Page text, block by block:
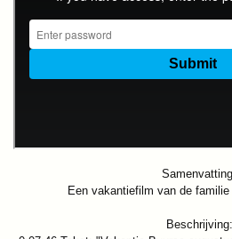
Een vakantiefilm van de
Beschrijving: